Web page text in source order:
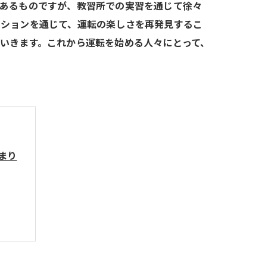
るものですが、教習所での実習を通じて徐々
ョンを通じて、運転の楽しさを再発見するこ
ます。これから運転を始める人々にとって、
り